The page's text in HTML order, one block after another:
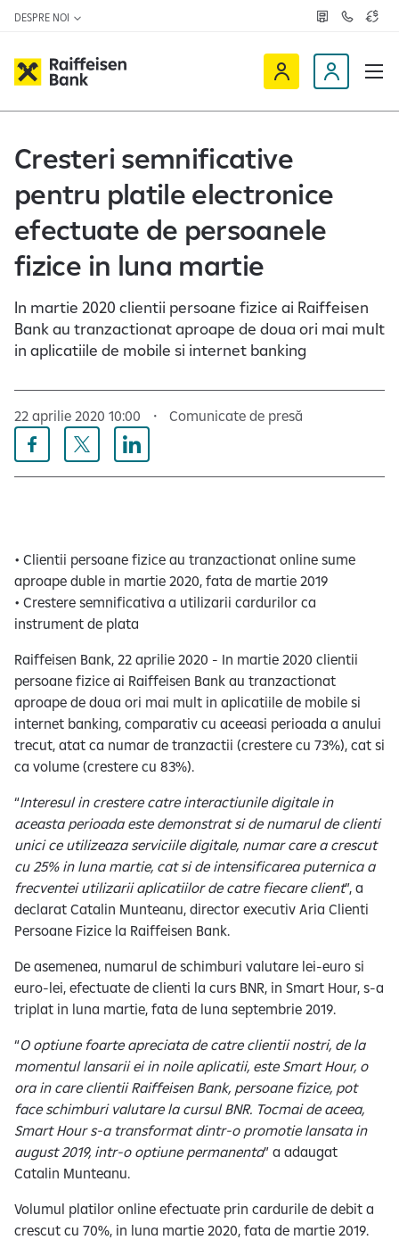
DESPRE NOI
R
a
C
c
C
s
v
R
f
e
i
s
n
l
i
D
o
c
t
Cresteri semnificative
pentru platile electronice
efectuate de persoanele
fizice in luna martie
In martie 2020 clientii persoane fizice ai Raiffeisen
Bank au tranzactionat aproape de doua ori mai mult
in aplicatiile de mobile si internet banking
22 aprilie 2020 10:00 Comunicate de presă
• Clientii persoane fizice au tranzactionat online sume
aproape duble in martie 2020, fata de martie 2019
• Crestere semnificativa a utilizarii cardurilor ca
instrument de plata
Raiffeisen Bank, 22 aprilie 2020 - In martie 2020 clientii
persoane fizice ai Raiffeisen Bank au tranzactionat
aproape de doua ori mai mult in aplicatiile de mobile si
internet banking, comparativ cu aceeasi perioada a anului
trecut, atat ca numar de tranzactii (crestere cu 73%), cat si
ca volume (crestere cu 83%).
“Interesul in crestere catre interactiunile digitale in
aceasta perioada este demonstrat si de numarul de clienti
unici ce utilizeaza serviciile digitale, numar care a crescut
cu 25% in luna martie, cat si de intensificarea puternica a
frecventei utilizarii aplicatiilor de catre fiecare client”, a
declarat Catalin Munteanu, director executiv Aria Clienti
Persoane Fizice la Raiffeisen Bank.
De asemenea, numarul de schimburi valutare lei-euro si
euro-lei, efectuate de clienti la curs BNR, in Smart Hour, s-a
triplat in luna martie, fata de luna septembrie 2019.
“O optiune foarte apreciata de catre clientii nostri, de la
momentul lansarii ei in noile aplicatii, este Smart Hour, o
ora in care clientii Raiffeisen Bank, persoane fizice, pot
face schimburi valutare la cursul BNR. Tocmai de aceea,
Smart Hour s-a transformat dintr-o promotie lansata in
august 2019, intr-o optiune permanenta” a adaugat
Catalin Munteanu.
Volumul platilor online efectuate prin cardurile de debit a
crescut cu 70%, in luna martie 2020, fata de martie 2019.